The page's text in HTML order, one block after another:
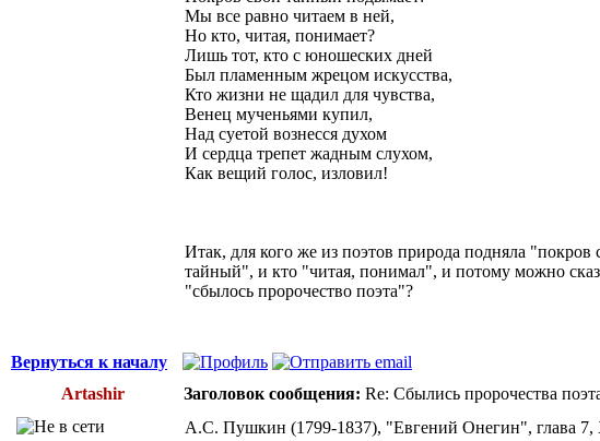
Мы все равно читаем в ней,
Но кто, читая, понимает?
Лишь тот, кто с юношеских дней
Был пламенным жрецом искусства,
Кто жизни не щадил для чувства,
Венец мученьями купил,
Над суетой вознесся духом
И сердца трепет жадным слухом,
Как вещий голос, изловил!
Итак, для кого же из поэтов природа подняла "покров
тайный", и кто "читая, понимал", и потому можно
"сбылось пророчество поэта"?
Вернуться к началу
Artashir
Заголовок сообщения: Re: Сбылись пророчества
А.С. Пушкин (1799-1837), "Евгений Онегин", глава 7,